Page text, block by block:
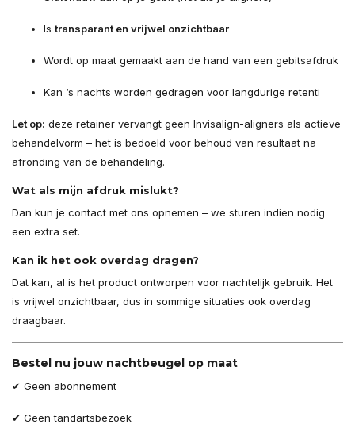
Is transparant en vrijwel onzichtbaar
Wordt op maat gemaakt aan de hand van een gebitsafdruk
Kan ‘s nachts worden gedragen voor langdurige retenti
Let op: deze retainer vervangt geen Invisalign-aligners als actieve
behandelvorm – het is bedoeld voor behoud van resultaat na
afronding van de behandeling.
Wat als mijn afdruk mislukt?
Dan kun je contact met ons opnemen – we sturen indien nodig
een extra set.
Kan ik het ook overdag dragen?
Dat kan, al is het product ontworpen voor nachtelijk gebruik. Het
is vrijwel onzichtbaar, dus in sommige situaties ook overdag
draagbaar.
Bestel nu jouw nachtbeugel op maat
✔ Geen abonnement
✔ Geen tandartsbezoek